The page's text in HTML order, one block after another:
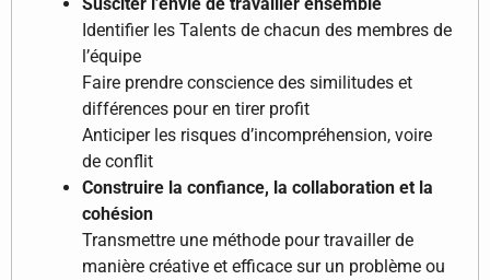
Identifier les Talents de chacun des membres de
l’équipe
Faire prendre conscience des similitudes et
différences pour en tirer profit
Anticiper les risques d’incompréhension, voire
de conflit
Construire la confiance, la collaboration et la
cohésion
Transmettre une méthode pour travailler de
manière créative et efficace sur un problème ou